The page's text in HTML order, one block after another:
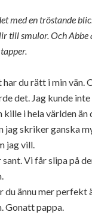
med en tröstande
till smulor. Och Abbe
har du rätt i min vän.
det. Jag kunde
i hela världen än
jag skriker ganska
jag vill.
sant. Vi får slipa på
du ännu mer perfekt
Gonatt pappa.